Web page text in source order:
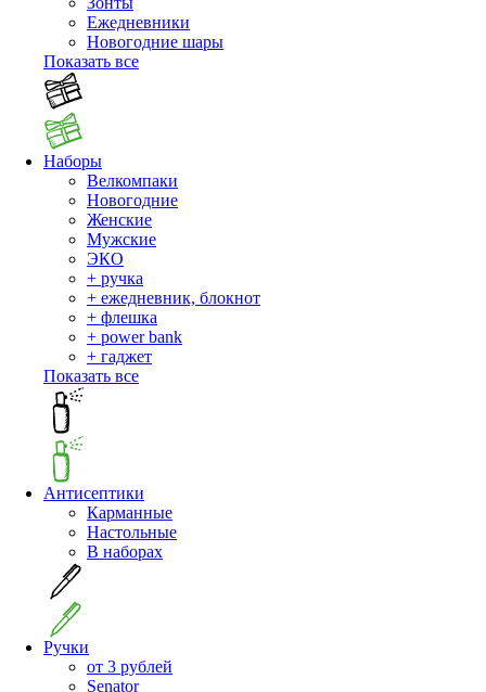
Ежедневники
Новогодние шары
Показать все
Наборы
Велкомпаки
Новогодние
Женские
Мужские
ЭКО
+ ручка
+ ежедневник, блокнот
+ флешка
+ power bank
+ гаджет
Показать все
Антисептики
Карманные
Настольные
В наборах
Ручки
от 3 рублей
Senator